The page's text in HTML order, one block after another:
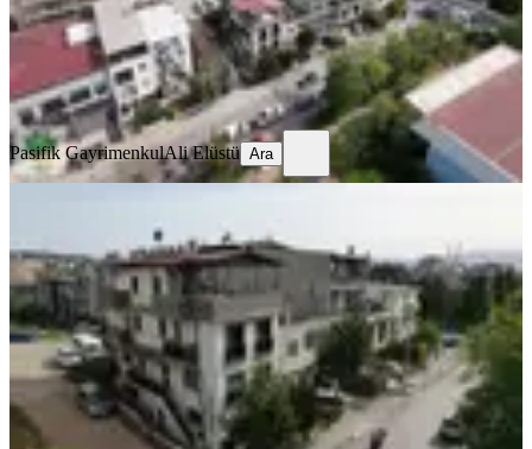
19.350.000 ₺
Pasifik GayrimenkulAli Elüstü
Ara
Pasifik GayrimenkulAli Elüstü Ara
2 Tripleks Geniş Villa
Buca, Adatepe Mahallesi
3+1 ·173 m²·23.06.2026
19.350.000 ₺
Pasifik GayrimenkulAli Elüstü